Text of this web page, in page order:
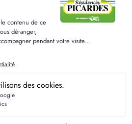
le 1er constructeur régional de